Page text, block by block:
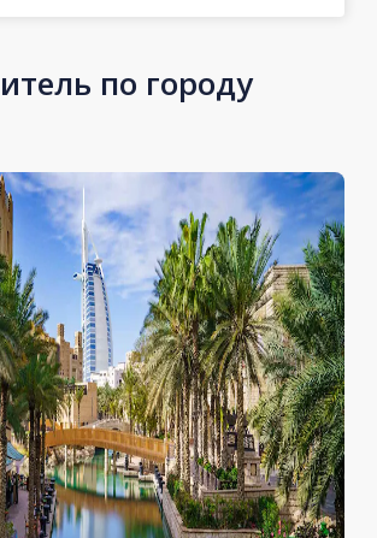
по городу